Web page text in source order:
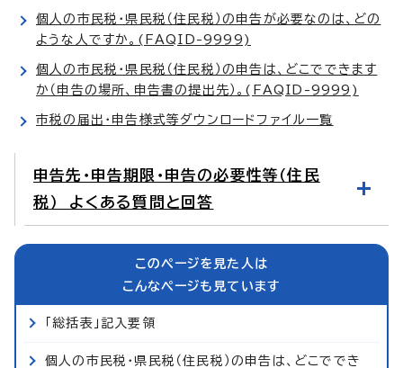
個人の市民税・県民税（住民税）の申告が必要なのは、どの
ような人ですか。(FAQID-9999)
個人の市民税・県民税（住民税）の申告は、どこでできます
か（申告の場所、申告書の提出先）。(FAQID-9999)
市税の届出・申告様式等ダウンロードファイル一覧
申告先・申告期限・申告の必要性等（住民
税） よくある質問と回答
このページを見た人は
こんなページも見ています
「総括表」記入要領
個人の市民税・県民税（住民税）の申告は、どこででき